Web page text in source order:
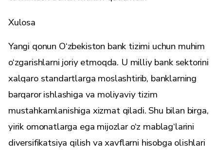
Xulosa
Yangi qonun O‘zbekiston bank tizimi uchun muhim
o‘zgarishlarni joriy etmoqda. U milliy bank sektorini
xalqaro standartlarga moslashtirib, banklarning
barqaror ishlashiga va moliyaviy tizim
mustahkamlanishiga xizmat qiladi. Shu bilan birga,
yirik omonatlarga ega mijozlar o‘z mablag‘larini
diversifikatsiya qilish va xavflarni hisobga olishlari